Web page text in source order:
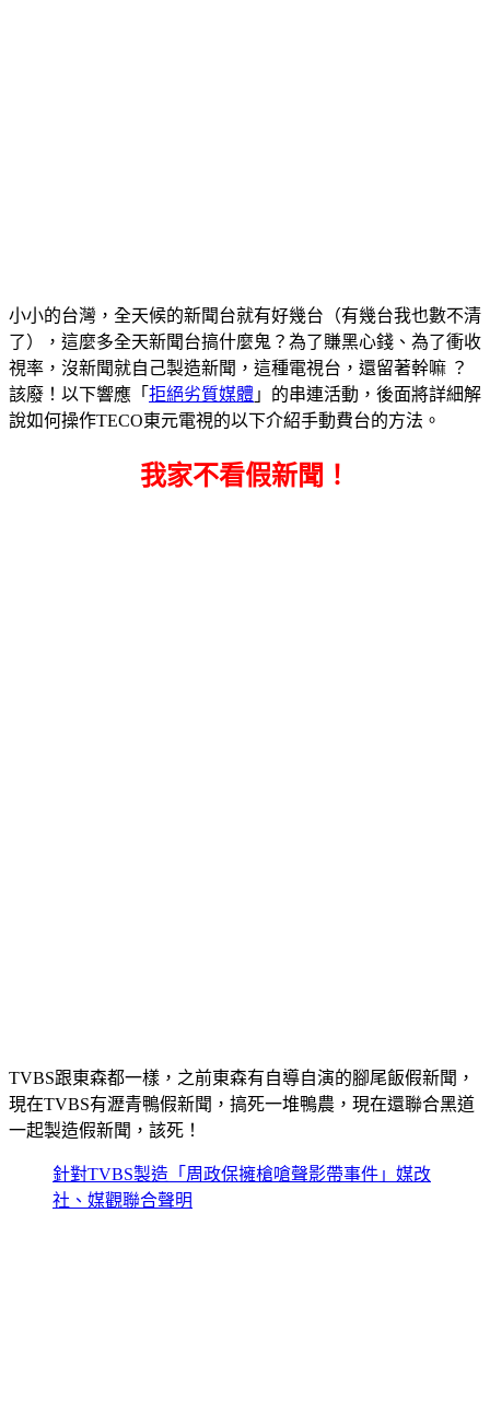
小小的台灣，全天候的新聞台就有好幾台（有幾台我也數不清
了），這麼多全天新聞台搞什麼鬼？為了賺黑心錢、為了衝收
視率，沒新聞就自己製造新聞，這種電視台，還留著幹嘛 ？
該廢！以下響應「 拒絕劣質媒體 」的串連活動，後面將詳細解
說如何操作TECO東元電視的以下介紹手動費台的方法。
我家不看假新聞！
TVBS跟東森都一樣，之前東森有自導自演的腳尾飯假新聞，
現在TVBS有瀝青鴨假新聞，搞死一堆鴨農，現在還聯合黑道
一起製造假新聞，該死！
針對TVBS製造「周政保擁槍嗆聲影帶事件」媒改
社、媒觀聯合聲明